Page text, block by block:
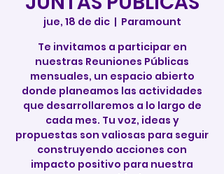
jue, 18 de dic
  |
Paramount
Te invitamos a participar en
nuestras Reuniones Públicas
mensuales, un espacio abierto
donde planeamos las actividades
que desarrollaremos a lo largo de
cada mes. Tu voz, ideas y
propuestas son valiosas para seguir
construyendo acciones con
impacto positivo para nuestra